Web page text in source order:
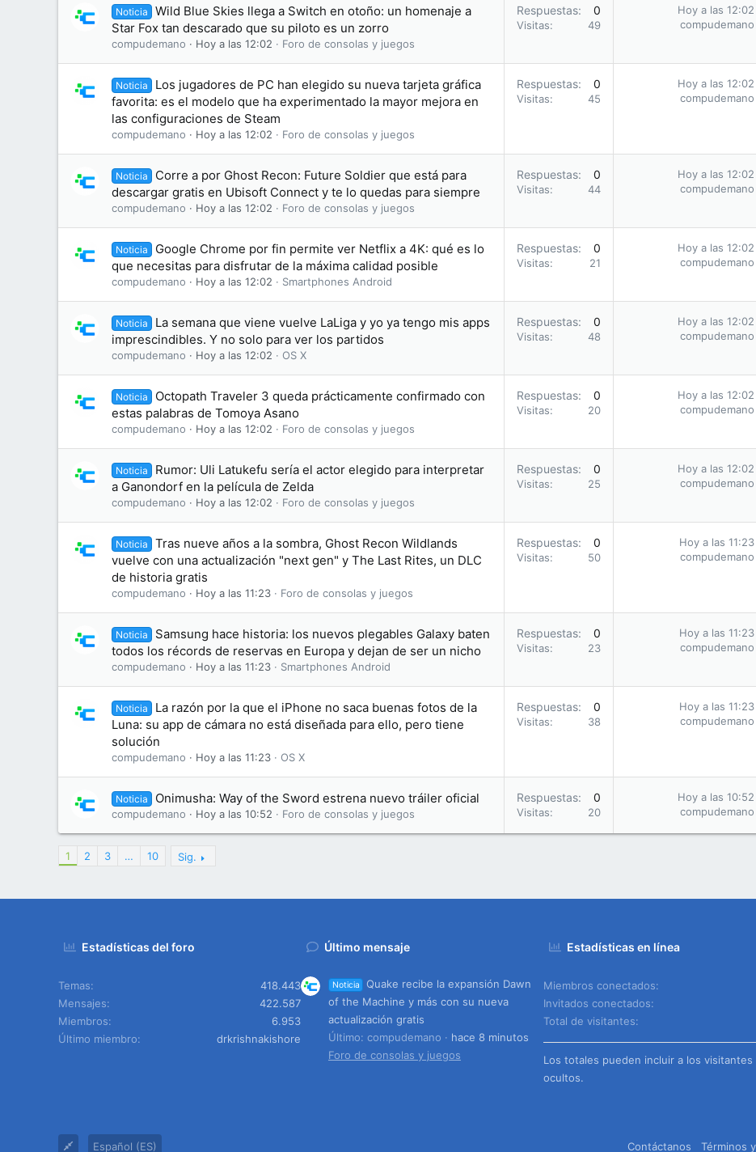
Noticia
Wild Blue Skies llega a Switch en otoño: un homenaje a
Star Fox tan descarado que su piloto es un zorro
compudemano Hoy a las 12:02 Foro de consolas y juegos
Respuestas 0
Visitas 49
Hoy a las 12:02
compudemano
Noticia
Los jugadores de PC han elegido su nueva tarjeta gráfica
favorita: es el modelo que ha experimentado la mayor mejora en
las configuraciones de Steam
compudemano Hoy a las 12:02 Foro de consolas y juegos
Respuestas 0
Visitas 45
Hoy a las 12:02
compudemano
Noticia
Corre a por Ghost Recon: Future Soldier que está para
descargar gratis en Ubisoft Connect y te lo quedas para siempre
compudemano Hoy a las 12:02 Foro de consolas y juegos
Respuestas 0
Visitas 44
Hoy a las 12:02
compudemano
Noticia
Google Chrome por fin permite ver Netflix a 4K: qué es lo
que necesitas para disfrutar de la máxima calidad posible
compudemano Hoy a las 12:02 Smartphones Android
Respuestas 0
Visitas 21
Hoy a las 12:02
compudemano
Noticia
La semana que viene vuelve LaLiga y yo ya tengo mis apps
imprescindibles. Y no solo para ver los partidos
compudemano Hoy a las 12:02 OS X
Respuestas 0
Visitas 48
Hoy a las 12:02
compudemano
Noticia
Octopath Traveler 3 queda prácticamente confirmado con
estas palabras de Tomoya Asano
compudemano Hoy a las 12:02 Foro de consolas y juegos
Respuestas 0
Visitas 20
Hoy a las 12:02
compudemano
Noticia
Rumor: Uli Latukefu sería el actor elegido para interpretar
a Ganondorf en la película de Zelda
compudemano Hoy a las 12:02 Foro de consolas y juegos
Respuestas 0
Visitas 25
Hoy a las 12:02
compudemano
Noticia
Tras nueve años a la sombra, Ghost Recon Wildlands
vuelve con una actualización "next gen" y The Last Rites, un DLC
de historia gratis
compudemano Hoy a las 11:23 Foro de consolas y juegos
Respuestas 0
Visitas 50
Hoy a las 11:23
compudemano
Noticia
Samsung hace historia: los nuevos plegables Galaxy baten
todos los récords de reservas en Europa y dejan de ser un nicho
compudemano Hoy a las 11:23 Smartphones Android
Respuestas 0
Visitas 23
Hoy a las 11:23
compudemano
Noticia
La razón por la que el iPhone no saca buenas fotos de la
Luna: su app de cámara no está diseñada para ello, pero tiene
solución
compudemano Hoy a las 11:23 OS X
Respuestas 0
Visitas 38
Hoy a las 11:23
compudemano
Noticia Onimusha: Way of the Sword estrena nuevo tráiler oficial
compudemano Hoy a las 10:52 Foro de consolas y juegos
Respuestas 0
Visitas 20
Hoy a las 10:52
compudemano
1 2 3 … 10 Sig.
Estadísticas del foro
Temas
418.443
Mensajes
422.587
Miembros
6.953
Último miembro
drkrishnakishore
Último mensaje
Noticia
Quake recibe la expansión Dawn
of the Machine y más con su nueva
actualización gratis
Último: compudemano
hace 8 minutos
Foro de consolas y juegos
Estadísticas en línea
Miembros conectados
Invitados conectados
Total de visitantes
Los totales pueden incluir a los visitantes
ocultos.
Español (ES) Contáctanos Términos